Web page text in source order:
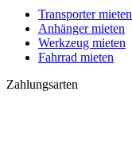
Transporter mieten
Anhänger mieten
Werkzeug mieten
Fahrrad mieten
Zahlungsarten